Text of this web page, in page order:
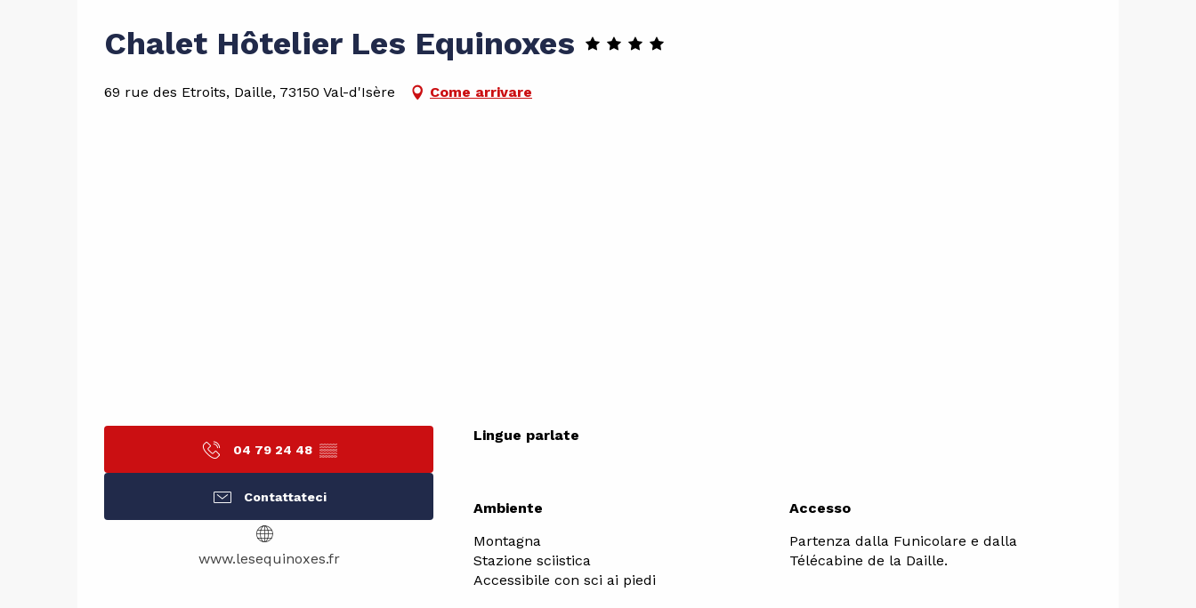
Chalet Hôtelier Les Equinoxes
69 rue des Etroits, Daille, 73150 Val-d'Isère Come arrivare
04 79 24 48 ▒▒
Contattateci
www.lesequinoxes.fr
Lingue parlate
Lingue parlate
Ambiente
Ambiente
Montagna
Stazione sciistica
Accessibile con sci ai piedi
Accesso
Accesso
Partenza dalla Funicolare e dalla
Télécabine de la Daille.